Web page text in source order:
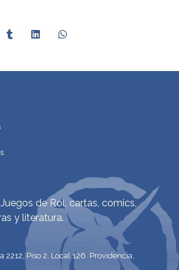
de Rol, cartas, comics,
y literatura.
Piso 2, Local 126. Providencia,